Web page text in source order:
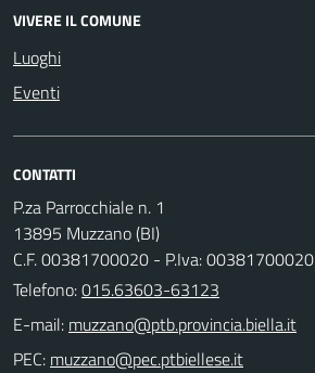
VIVERE IL COMUNE
Luoghi
Eventi
CONTATTI
P.za Parrocchiale n. 1
13895 Muzzano (BI)
C.F. 00381700020 - P.Iva: 00381700020
Telefono:015.63603-63123
E-mail:
PEC: